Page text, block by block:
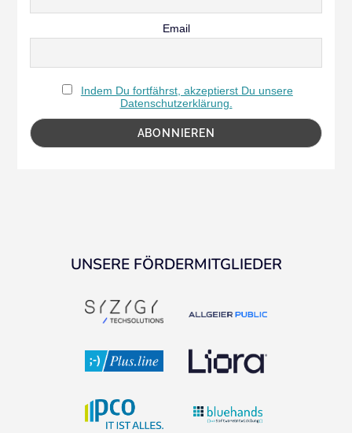
Email
Indem Du fortfährst, akzeptierst Du unsere
Datenschutzerklärung.
UNSERE FÖRDERMITGLIEDER